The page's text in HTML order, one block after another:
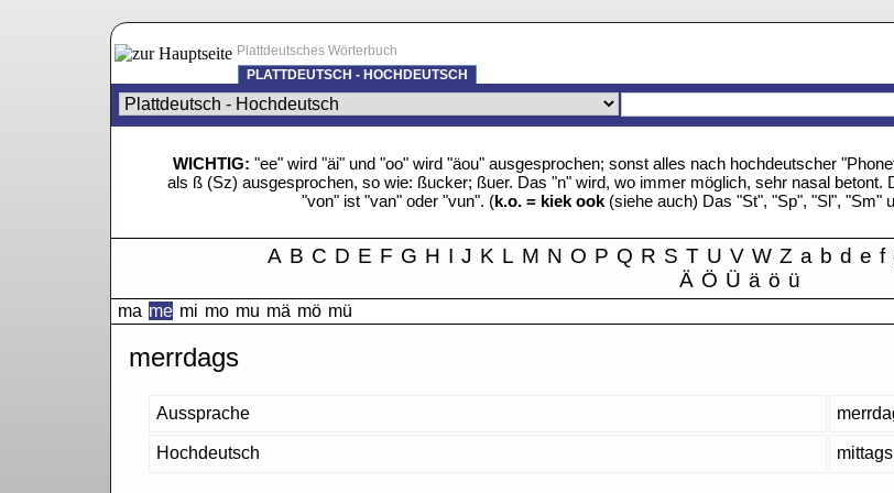
Plattdeutsches Wörterbuch
PLATTDEUTSCH - HOCHDEUTSCH
WICHTIG: "ee" wird "äi" und "oo" wird "äou" ausgesprochen; sonst alles nach hochdeutscher
als ß (Sz) ausgesprochen, so wie: ßucker; ßuer. Das "n" wird, wo immer möglich, sehr nasal betont.
"von" ist "van" oder "vun". (k.o. = kiek ook(siehe auch) Das "St", "Sp", "Sl", "Sm"
A B C D E F G H I J K L M N O P Q R S T U V W Z a b d e f
Ä Ö Ü ä ö ü
ma me mi mo mu mä mö mü
merrdags
Aussprache
Hochdeutsch mittags